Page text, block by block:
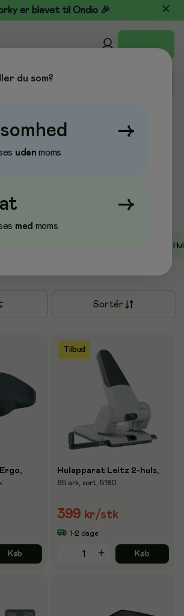
er blevet til Ondio 🎉
Sortér
Køb
Tilbud
Hulapparat Leitz 2-huls,
65 ark, sort, 5180
399 kr/stk
1-2 dage
Køb
du som?
→
uden moms
→
med moms